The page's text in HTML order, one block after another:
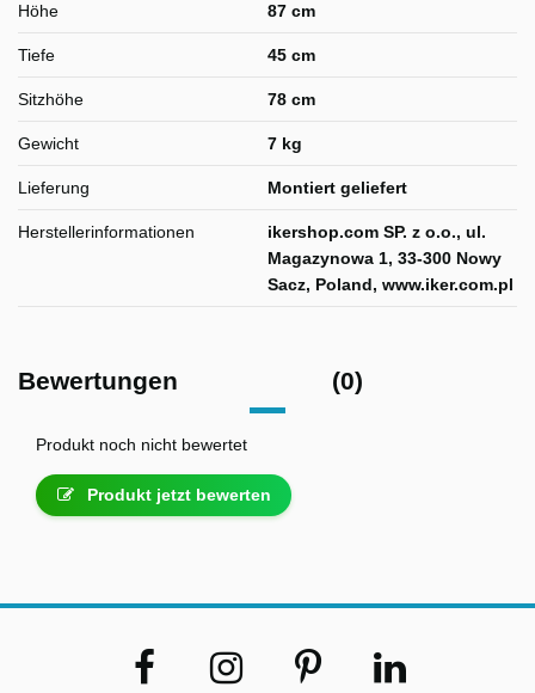
Höhe 87 cm
Tiefe 45 cm
Sitzhöhe 78 cm
Gewicht 7 kg
Lieferung Montiert geliefert
Herstellerinformationen
ikershop.com SP. z o.o., ul.
Magazynowa 1, 33-300 Nowy
Sacz, Poland, www.iker.com.pl
Bewertungen (0)
Produkt noch nicht bewertet
Produkt jetzt bewerten